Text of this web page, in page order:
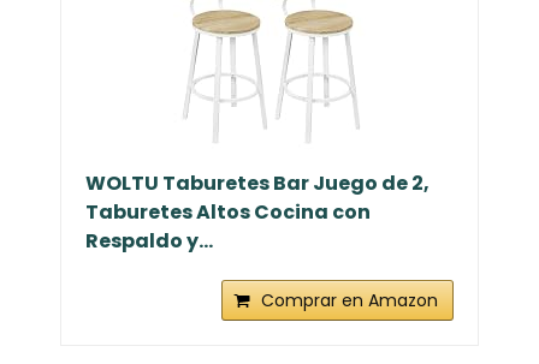
WOLTU Taburetes Bar Juego de 2,
Taburetes Altos Cocina con
Respaldo y...
Comprar en Amazon